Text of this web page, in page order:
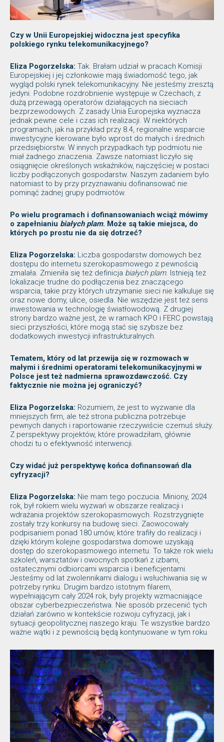
Czy w Unii Europejskiej widoczna jest specyfika
polskiego rynku telekomunikacyjnego?
Eliza Pogorzelska: Tak. Brałam udział w pracach Komisji
Europejskiej i jej członkowie mają świadomość tego, jak
wygląd polski rynek telekomunikacyjny. Nie jesteśmy zresztą
jedyni. Podobne rozdrobnienie występuje w Czechach, z
dużą przewagą operatorów działających na sieciach
bezprzewodowych. Z zasady Unia Europejska wyznacza
jednak pewne cele i czas ich realizacji. W niektórych
programach, jak na przykład przy 8.4, regionalne wsparcie
inwestycyjne kierowane było wprost do małych i średnich
przedsiębiorstw. W innych przypadkach typ podmiotu nie
miał żadnego znaczenia. Zawsze natomiast liczyło się
osiągnięcie określonych wskaźników, najczęściej w postaci
liczby podłączonych gospodarstw. Naszym zadaniem było
natomiast to by przy przyznawaniu dofinansować nie
pominąć żadnej grupy podmiotów.
Po wielu programach i dofinansowaniach wciąż mówimy
o zapełnianiu białych plam. Może są takie miejsca, do
których po prostu nie da się dotrzeć?
Eliza Pogorzelska: Liczba gospodarstw domowych bez
dostępu do internetu szerokopasmowego z pewnością
zmalała. Zmieniła się też definicja białych plam. Istnieją też
lokalizacje trudne do podłączenia bez znaczącego
wsparcia, takie przy których utrzymanie sieci nie kalkuluje się
oraz nowe domy, ulice, osiedla. Nie wszędzie jest też sens
inwestowania w technologię światłowodową. Z drugiej
strony bardzo ważne jest, że w ramach KPO i FERC powstają
sieci przyszłości, które mogą stać się szybsze bez
dodatkowych inwestycji infrastrukturalnych.
Tematem, który od lat przewija się w rozmowach w
małymi i średnimi operatorami telekomunikacyjnymi w
Polsce jest też nadmierna sprawozdawczość. Czy
faktycznie nie można jej ograniczyć?
Eliza Pogorzelska: Rozumiem, że jest to wyzwanie dla
mniejszych firm, ale też strona publiczna potrzebuje
pewnych danych i raportowanie rzeczywiście czemuś służy.
Z perspektywy projektów, które prowadziłam, głównie
chodzi tu o efektywność interwencji.
Czy widać już perspektywę końca dofinansowań dla
cyfryzacji?
Eliza Pogorzelska: Nie mam tego poczucia. Miniony, 2024
rok, był rokiem wielu wyzwań w obszarze realizacji i
wdrażania projektów szerokopasmowych. Rozstrzygnięte
zostały trzy konkursy na budowę sieci. Zaowocowały
podpisaniem ponad 180 umów, które trafiły do realizacji i
dzięki którym kolejne gospodarstwa domowe uzyskają
dostęp do szerokopasmowego internetu. To także rok wielu
szkoleń, warsztatów i owocnych spotkań z izbami,
ostatecznymi odbiorcami wsparcia i beneficjentami.
Jesteśmy od lat zwolennikami dialogu i wsłuchiwania się w
potrzeby rynku. Drugim bardzo istotnym filarem,
wypełniającym cały 2024 rok, były projekty wzmacniające
obszar cyberbezpieczeństwa. Nie sposób przecenić tych
działań zarówno w kontekście rozwoju cyfryzacji, jak i
sytuacji geopolitycznej naszego kraju. Te wszystkie bardzo
ważne wątki i z pewnością będą kontynuowane w tym roku.